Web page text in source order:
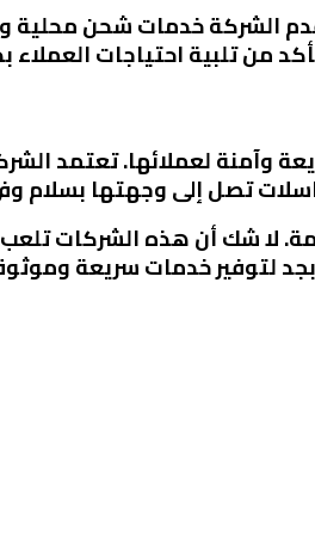
الشركة خدمات شحن محلية
من تلبية احتياجات العملاء
لعملائها. تعتمد
تصل إلى وجهتها بسلام
لا شك أن هذه الشركات تلعب
لتوفير خدمات سريعة